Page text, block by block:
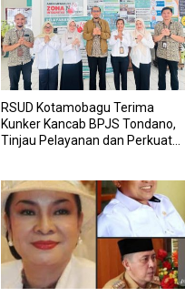
RSUD Kotamobagu Terima
Kunker Kancab BPJS Tondano,
Tinjau Pelayanan dan Perkuat